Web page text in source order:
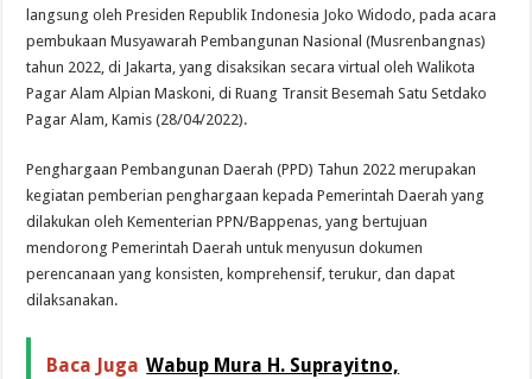
langsung oleh Presiden Republik Indonesia Joko Widodo, pada acara
pembukaan Musyawarah Pembangunan Nasional (Musrenbangnas)
tahun 2022, di Jakarta, yang disaksikan secara virtual oleh Walikota
Pagar Alam Alpian Maskoni, di Ruang Transit Besemah Satu Setdako
Pagar Alam, Kamis (28/04/2022).
Penghargaan Pembangunan Daerah (PPD) Tahun 2022 merupakan
kegiatan pemberian penghargaan kepada Pemerintah Daerah yang
dilakukan oleh Kementerian PPN/Bappenas, yang bertujuan
mendorong Pemerintah Daerah untuk menyusun dokumen
perencanaan yang konsisten, komprehensif, terukur, dan dapat
dilaksanakan.
Baca Juga Wabup Mura H. Suprayitno,